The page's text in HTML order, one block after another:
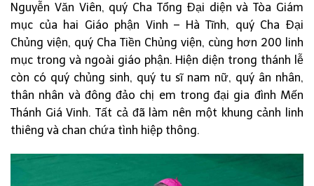
Nguyễn Văn Viên, quý Cha Tổng Đại diện và Tòa Giám
mục của hai Giáo phận Vinh – Hà Tĩnh, quý Cha Đại
Chủng viện, quý Cha Tiền Chủng viện, cùng hơn 200 linh
mục trong và ngoài giáo phận. Hiện diện trong thánh lễ
còn có quý chủng sinh, quý tu sĩ nam nữ, quý ân nhân,
thân nhân và đông đảo chị em trong đại gia đình Mến
Thánh Giá Vinh. Tất cả đã làm nên một khung cảnh linh
thiêng và chan chứa tình hiệp thông.